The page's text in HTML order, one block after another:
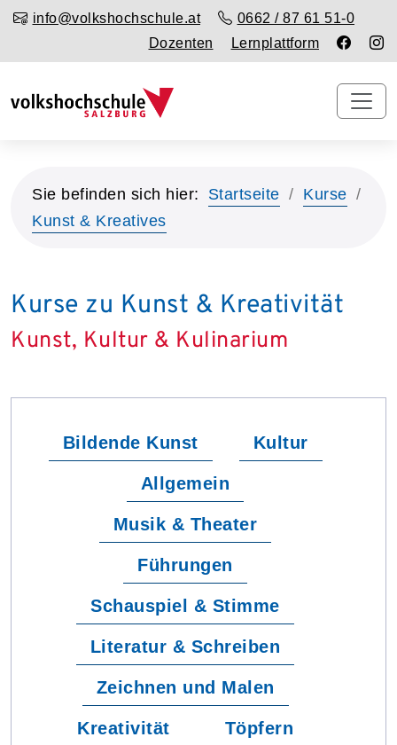
info@volkshochschule.at
0662 / 87 61 51-0
Dozenten
Lernplattform
Sie befinden sich hier: Startseite
Kurse
Kunst & Kreatives
Kurse zu Kunst & Kreativität
Kunst, Kultur & Kulinarium
Bildende Kunst Kultur
Allgemein
Musik & Theater
Führungen
Schauspiel & Stimme
Literatur & Schreiben
Zeichnen und Malen
Kreativität Töpfern